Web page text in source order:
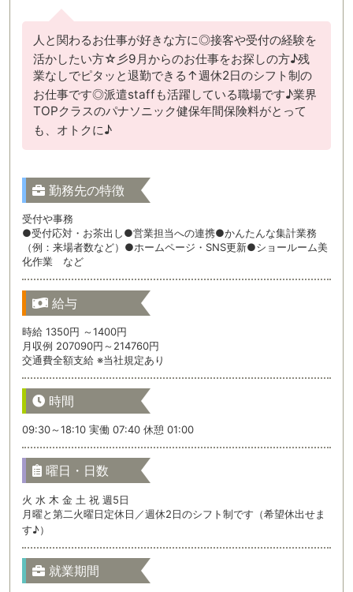
人と関わるお仕事が好きな方に◎接客や受付の経験を
活かしたい方☆彡9月からのお仕事をお探しの方♪残
業なしでピタッと退勤できる↑週休2日のシフト制の
お仕事です◎派遣staffも活躍している職場です♪業界
TOPクラスのパナソニック健保年間保険料がとって
も、オトクに♪
勤務先の特徴
受付や事務
●受付応対・お茶出し●営業担当への連携●かんたんな集計業務
（例：来場者数など）●ホームページ・SNS更新●ショールーム美
化作業 など
給与
時給 1350円 ～1400円
月収例 207090円～214760円
交通費全額支給 ※当社規定あり
時間
09:30～18:10 実働 07:40 休憩 01:00
曜日・日数
火 水 木 金 土 祝 週5日
月曜と第二火曜日定休日／週休2日のシフト制です（希望休出せま
す♪）
就業期間